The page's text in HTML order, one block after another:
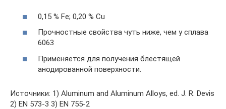
0,15 % Fe; 0,20 % Cu
Прочностные свойства чуть ниже, чем у сплава
6063
Применяется для получения блестящей
анодированной поверхности.
Источники: 1) Aluminum and Aluminum Alloys, ed. J. R. Devis
2) EN 573-3 3) EN 755-2